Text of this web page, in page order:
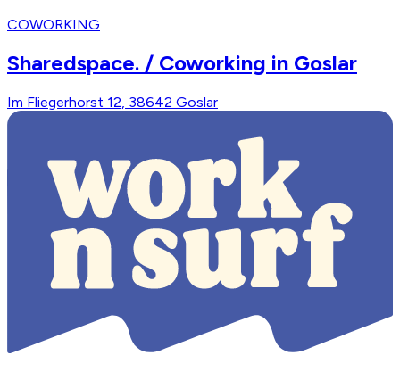
COWORKING
Sharedspace. / Coworking in Goslar
Im Fliegerhorst 12, 38642 Goslar